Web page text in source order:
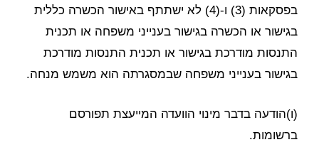
בפסקאות (3) ו-(4) לא ישתתף באישור הכשרה כללית
בגישור או הכשרה בגישור בענייני משפחה או תכנית
התנסות מודרכת בגישור או תכנית התנסות מודרכת
בגישור בענייני משפחה שבמסגרתה הוא משמש מנחה.
(ו)הודעה בדבר מינוי הוועדה המייעצת תפורסם
ברשומות.